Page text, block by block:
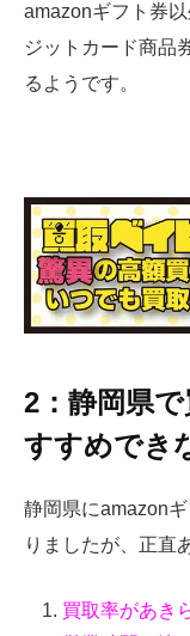
amazonギフト券
ジットカード商品
るようです。
2：静岡県
すすめでき
静岡県にamazon
りましたが、正直
買取率があき